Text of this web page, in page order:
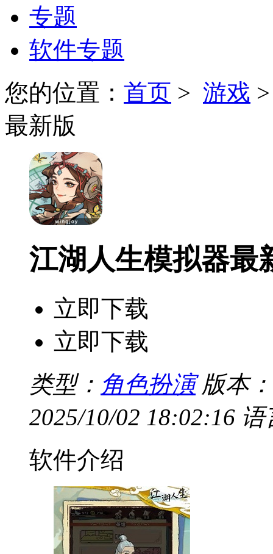
专题
软件专题
您的位置： 首页 > 游戏
最新版
江湖人生模拟器最
立即下载
立即下载
类型： 角色扮演 版本：
2025/10/02 18:02:16 语
软件介绍